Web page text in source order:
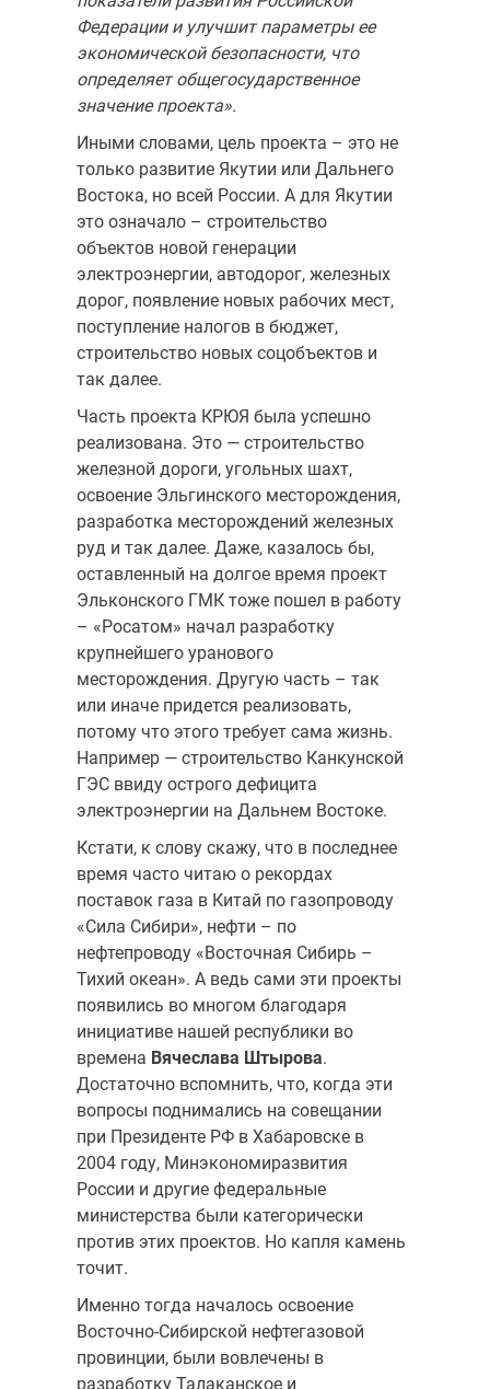
Федерации и улучшит параметры ее
экономической безопасности, что
определяет общегосударственное
значение проекта».
Иными словами, цель проекта – это не
только развитие Якутии или Дальнего
Востока, но всей России. А для Якутии
это означало – строительство
объектов новой генерации
электроэнергии, автодорог, железных
дорог, появление новых рабочих мест,
поступление налогов в бюджет,
строительство новых соцобъектов и
так далее.
Часть проекта КРЮЯ была успешно
реализована. Это — строительство
железной дороги, угольных шахт,
освоение Эльгинского месторождения,
разработка месторождений железных
руд и так далее. Даже, казалось бы,
оставленный на долгое время проект
Эльконского ГМК тоже пошел в работу
– «Росатом» начал разработку
крупнейшего уранового
месторождения. Другую часть – так
или иначе придется реализовать,
потому что этого требует сама жизнь.
Например — строительство Канкунской
ГЭС ввиду острого дефицита
электроэнергии на Дальнем Востоке.
Кстати, к слову скажу, что в последнее
время часто читаю о рекордах
поставок газа в Китай по газопроводу
«Сила Сибири», нефти – по
нефтепроводу «Восточная Сибирь –
Тихий океан». А ведь сами эти проекты
появились во многом благодаря
инициативе нашей республики во
времена Вячеслава Штырова.
Достаточно вспомнить, что, когда эти
вопросы поднимались на совещании
при Президенте РФ в Хабаровске в
2004 году, Минэкономиразвития
России и другие федеральные
министерства были категорически
против этих проектов. Но капля камень
точит.
Именно тогда началось освоение
Восточно-Сибирской нефтегазовой
провинции, были вовлечены в
разработку Талаканское и